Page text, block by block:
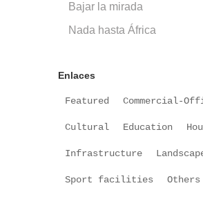
Bajar la mirada
Nada hasta África
Enlaces
Featured Commercial-
Cultural Education
Infrastructure
Sport facilities Others